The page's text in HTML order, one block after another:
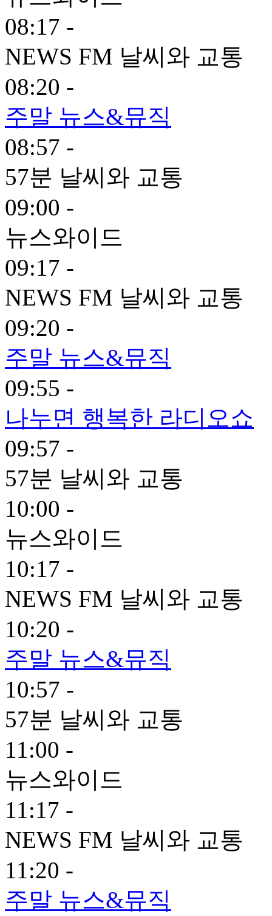
08:17 -
NEWS FM 날씨와 교통
08:20 -
주말 뉴스&뮤직
08:57 -
57분 날씨와 교통
09:00 -
뉴스와이드
09:17 -
NEWS FM 날씨와 교통
09:20 -
주말 뉴스&뮤직
09:55 -
나누면 행복한 라디오쇼
09:57 -
57분 날씨와 교통
10:00 -
뉴스와이드
10:17 -
NEWS FM 날씨와 교통
10:20 -
주말 뉴스&뮤직
10:57 -
57분 날씨와 교통
11:00 -
뉴스와이드
11:17 -
NEWS FM 날씨와 교통
11:20 -
주말 뉴스&뮤직